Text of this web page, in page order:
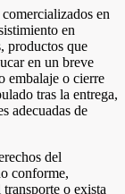
en
en
productos que
en un breve
embalaje o cierre
tras la entrega,
adecuadas de
del
conforme,
o exista